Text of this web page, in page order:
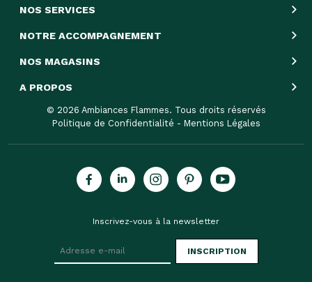
NOS SERVICES
NOTRE ACCOMPAGNEMENT
NOS MAGASINS
A PROPOS
© 2026 Ambiances Flammes. Tous droits réservés
Politique de Confidentialité - Mentions Légales
Inscrivez-vous à la newsletter
INSCRIPTION